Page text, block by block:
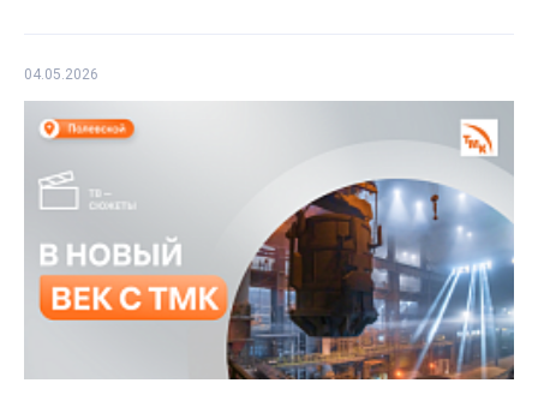
04.05.2026